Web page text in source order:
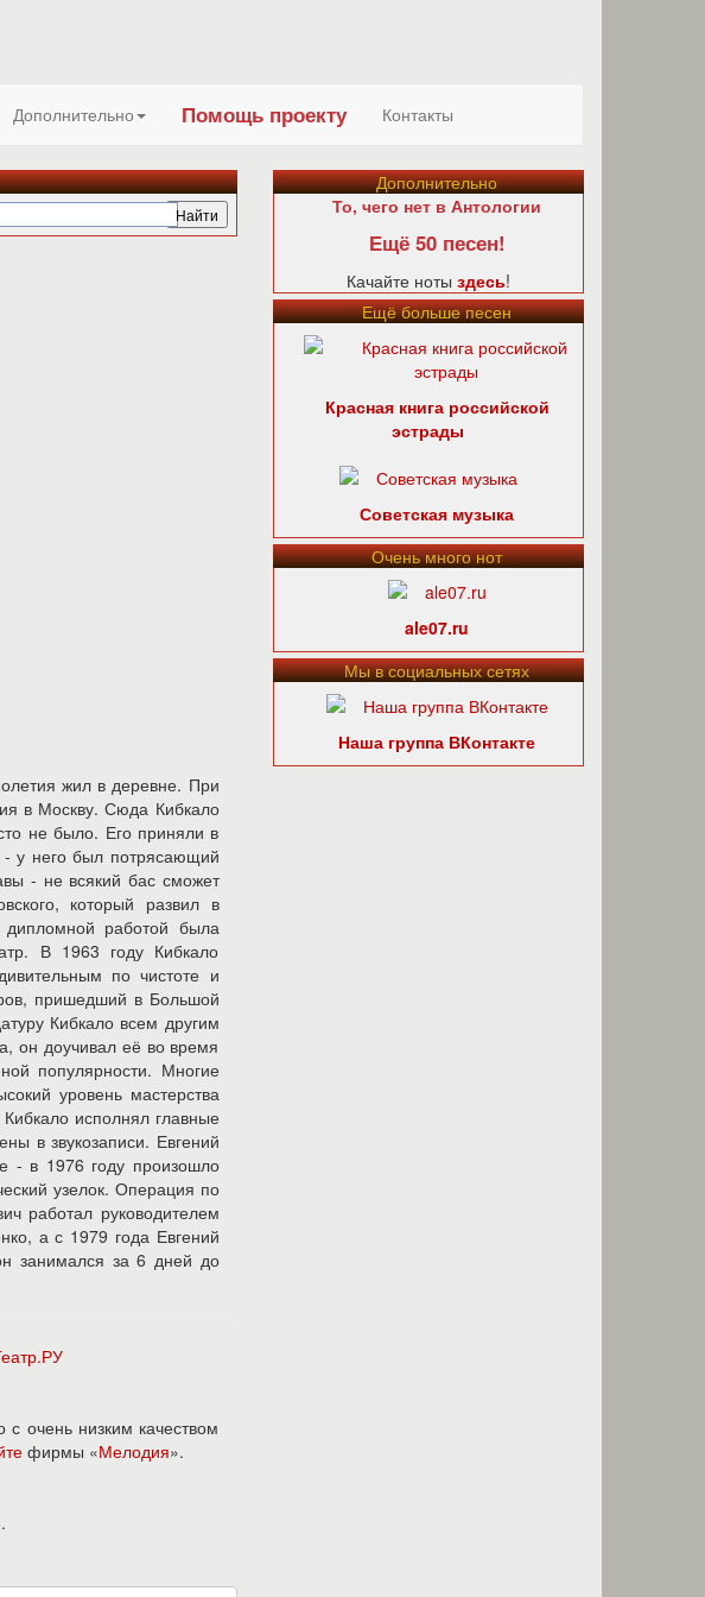
Дополнительно Помощь проекту Контакты
жил в деревне. При
в Москву. Сюда Кибкало
не было. Его приняли в
- у него был потрясающий
- не всякий бас сможет
который развил в
дипломной работой была
В 1963 году Кибкало
по чистоте и
пришедший в Большой
Кибкало всем другим
он доучивал её во время
популярности. Многие
уровень мастерства
исполнял главные
в звукозаписи. Евгений
- в 1976 году произошло
узелок. Операция по
работал руководителем
а с 1979 года Евгений
занимался за 6 дней до
очень низким качеством
фирмы «Мелодия».
Дополнительно
То, чего нет в Антологии
Ещё 50 песен!
Качайте ноты здесь!
Ещё больше песен
Красная книга российской
эстрады
Советская музыка
Очень много нот
ale07.ru
Мы в социальных сетях
Наша группа ВКонтакте